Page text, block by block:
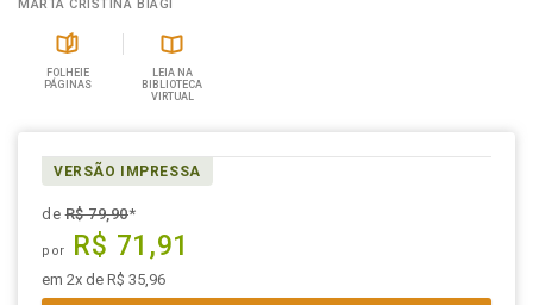
MARTA CRISTINA BIAGI
FOLHEIE
PÁGINAS
LEIA NA
BIBLIOTECA
VIRTUAL
VERSÃO IMPRESSA
deR$ 79,90*
por R$ 71,91
em 2x de R$ 35,96